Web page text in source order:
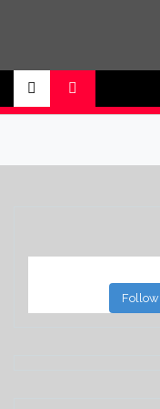
, יורוליג,